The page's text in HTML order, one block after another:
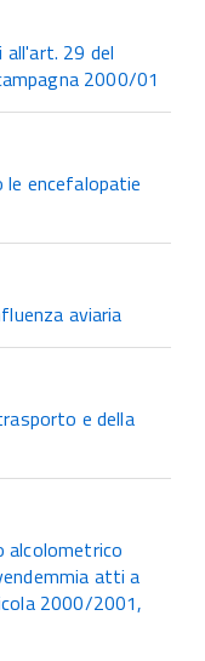
29 del
2000/01
encefalopatie
aviaria
e della
alcolometrico
atti a
2000/2001,